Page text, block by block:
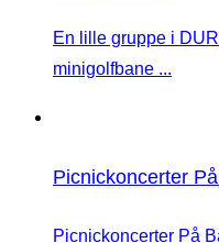
En lille gruppe i
minigolfbane ...
Picnickoncerter
Picnickoncerter På